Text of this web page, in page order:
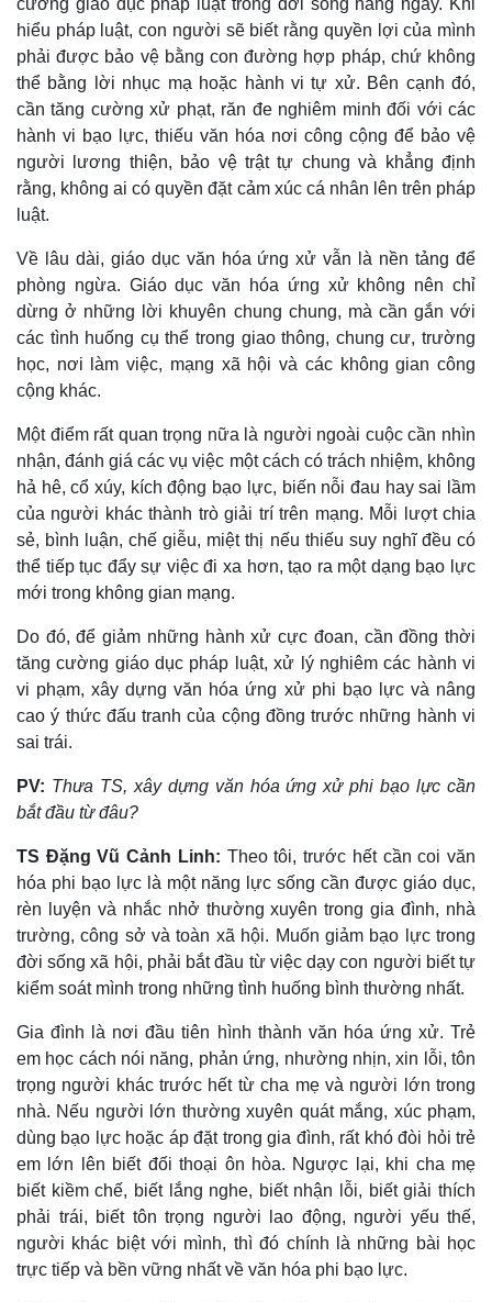
Pháp luật
Vụ án
Tư vấn luật
Quân sự - Quốc phòng
Vũ khí
Phân tích
hiểu pháp luật, con người sẽ biết rằng quyền lợi của mình
phải được bảo vệ bằng con đường hợp pháp, chứ không
thể bằng lời nhục mạ hoặc hành vi tự xử. Bên cạnh đó,
cần tăng cường xử phạt, răn đe nghiêm minh đối với các
hành vi bạo lực, thiếu văn hóa nơi công cộng để bảo vệ
người lương thiện, bảo vệ trật tự chung và khẳng định
rằng, không ai có quyền đặt cảm xúc cá nhân lên trên pháp
luật.
Về lâu dài, giáo dục văn hóa ứng xử vẫn là nền tảng để
phòng ngừa. Giáo dục văn hóa ứng xử không nên chỉ
dừng ở những lời khuyên chung chung, mà cần gắn với
các tình huống cụ thể trong giao thông, chung cư, trường
học, nơi làm việc, mạng xã hội và các không gian công
cộng khác.
Một điểm rất quan trọng nữa là người ngoài cuộc cần nhìn
nhận, đánh giá các vụ việc một cách có trách nhiệm, không
hả hê, cổ xúy, kích động bạo lực, biến nỗi đau hay sai lầm
của người khác thành trò giải trí trên mạng. Mỗi lượt chia
sẻ, bình luận, chế giễu, miệt thị nếu thiếu suy nghĩ đều có
thể tiếp tục đẩy sự việc đi xa hơn, tạo ra một dạng bạo lực
mới trong không gian mạng.
Do đó, để giảm những hành xử cực đoan, cần đồng thời
tăng cường giáo dục pháp luật, xử lý nghiêm các hành vi
vi phạm, xây dựng văn hóa ứng xử phi bạo lực và nâng
cao ý thức đấu tranh của cộng đồng trước những hành vi
sai trái.
PV: Thưa TS, xây dựng văn hóa ứng xử phi bạo lực cần
bắt đầu từ đâu?
TS Đặng Vũ Cảnh Linh: Theo tôi, trước hết cần coi văn
hóa phi bạo lực là một năng lực sống cần được giáo dục,
rèn luyện và nhắc nhở thường xuyên trong gia đình, nhà
trường, công sở và toàn xã hội. Muốn giảm bạo lực trong
đời sống xã hội, phải bắt đầu từ việc dạy con người biết tự
kiểm soát mình trong những tình huống bình thường nhất.
Gia đình là nơi đầu tiên hình thành văn hóa ứng xử. Trẻ
em học cách nói năng, phản ứng, nhường nhịn, xin lỗi, tôn
trọng người khác trước hết từ cha mẹ và người lớn trong
nhà. Nếu người lớn thường xuyên quát mắng, xúc phạm,
dùng bạo lực hoặc áp đặt trong gia đình, rất khó đòi hỏi trẻ
em lớn lên biết đối thoại ôn hòa. Ngược lại, khi cha mẹ
biết kiềm chế, biết lắng nghe, biết nhận lỗi, biết giải thích
phải trái, biết tôn trọng người lao động, người yếu thế,
người khác biệt với mình, thì đó chính là những bài học
trực tiếp và bền vững nhất về văn hóa phi bạo lực.